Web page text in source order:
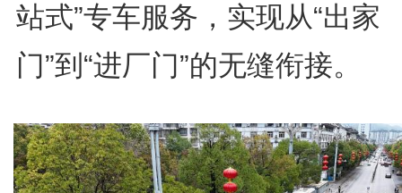
站式”专车服务，实现从“出家
门”到“进厂门”的无缝衔接。